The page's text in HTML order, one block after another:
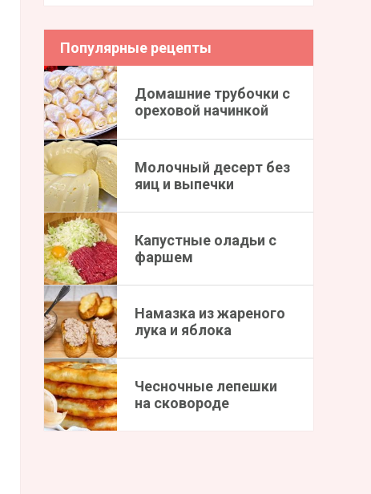
Популярные рецепты
Домашние трубочки с
ореховой начинкой
Молочный десерт без
яиц и выпечки
Капустные оладьи с
фаршем
Намазка из жареного
лука и яблока
Чесночные лепешки
на сковороде